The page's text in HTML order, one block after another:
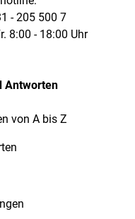
- 205 500 7
8:00 - 18:00 Uhr
Antworten
von A bis Z